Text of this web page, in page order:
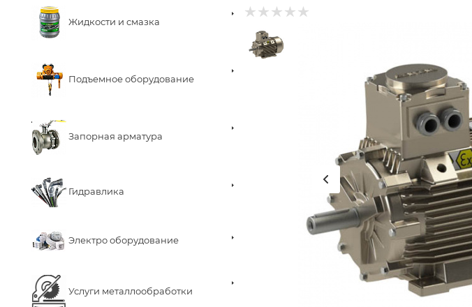
Жидкости и смазка
Подъемное оборудование
Запорная арматура
Гидравлика
Электро оборудование
Услуги металлообработки